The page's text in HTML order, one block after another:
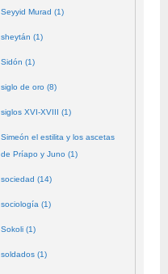
Seyyid Murad (1)
sheytán (1)
Sidón (1)
siglo de oro (8)
siglos XVI-XVIII (1)
Simeón el estilita y los ascetas
de Príapo y Juno (1)
sociedad (14)
sociología (1)
Sokoli (1)
soldados (1)